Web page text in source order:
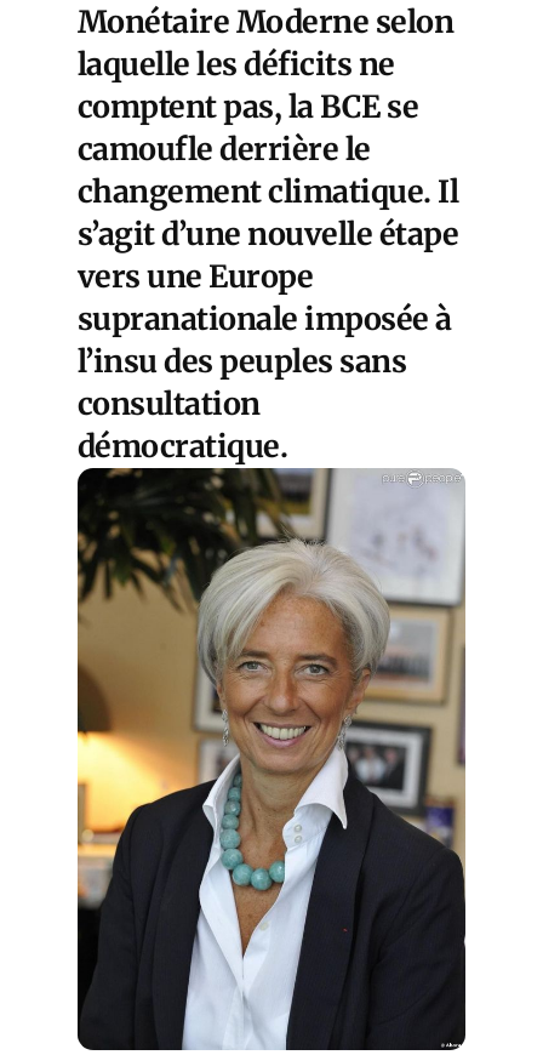
Monétaire Moderne selon
laquelle les déficits ne
comptent pas, la BCE se
camoufle derrière le
changement climatique. Il
s’agit d’une nouvelle étape
vers une Europe
supranationale imposée à
l’insu des peuples sans
consultation
démocratique.